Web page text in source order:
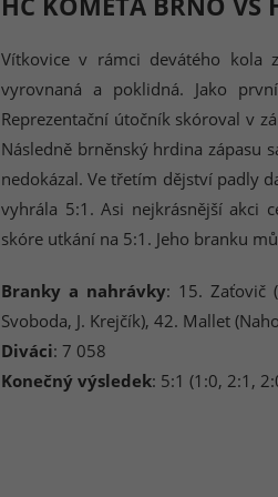
Vítkovice v rámci devátého kola
vyrovnaná a poklidná. Jako
Reprezentační útočník skóroval v
Následně brněnský hrdina zápasu
nedokázal. Ve třetím dějství padly
vyhrála 5:1. Asi nejkrásnější akci
skóre utkání na 5:1. Jeho branku
Branky a nahrávky: 15. Zaťovič
Svoboda, J. Krejčík), 42. Mallet
Diváci: 7 058
Konečný výsledek: 5:1 (1:0, 2:1,